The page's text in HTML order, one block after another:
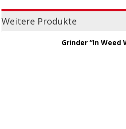
Weitere Produkte
Grinder “In Weed